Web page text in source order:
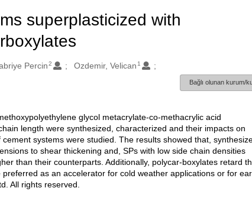
superplasticized with
Percin 2 Ozdemir, Velican 1
Bağlı olunan kurum/
glycol metacrylate-co-methacrylic acid
length were synthesized, characterized and their impacts on
systems were studied. The results showed that,
to shear thickening and, SPs with low side chain densities
than their counterparts. Additionally, polycar-boxylates retard
as an accelerator for cold weather applications or for
All rights reserved.